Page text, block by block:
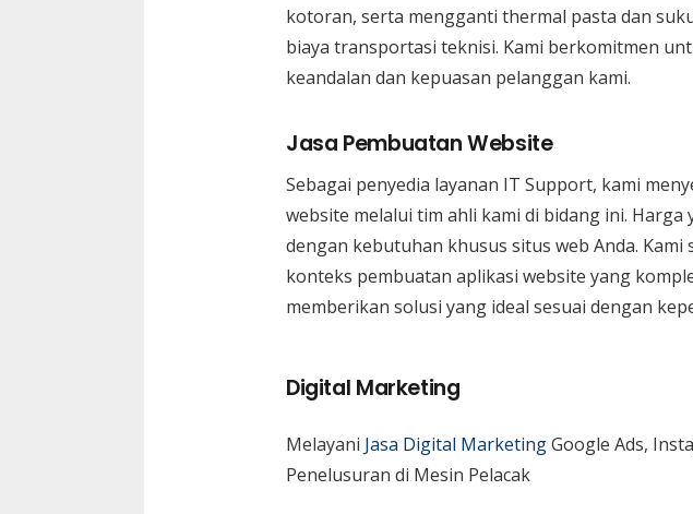
kotoran, serta mengganti thermal pasta dan
biaya transportasi teknisi. Kami berkomitmen
keandalan dan kepuasan pelanggan kami.
Jasa Pembuatan Website
Sebagai penyedia layanan IT Support, kami
website melalui tim ahli kami di bidang ini.
dengan kebutuhan khusus situs web Anda.
konteks pembuatan aplikasi website yang
memberikan solusi yang ideal sesuai dengan
Digital Marketing
Melayani Jasa Digital MarketingGoogle Ads,
Penelusuran di Mesin Pelacak